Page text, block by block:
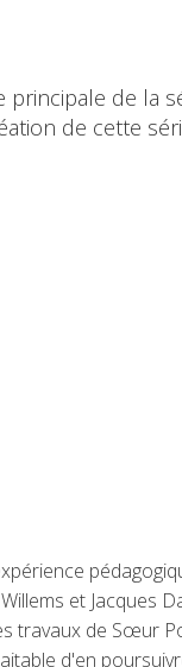
principale de
de cette
et Jacques
travaux de Sœur
d'en